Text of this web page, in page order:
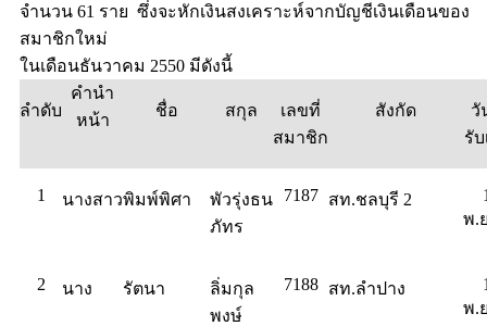
จำนวน 61 ราย ซึ่งจะหักเงินสงเคราะห์จากบัญชีเงินเดือนของ
สมาชิกใหม่
ในเดือนธันวาคม 2550 มีดังนี้
ลำดับ
คำนำ
หน้า
ชื่อ สกุล
เลขที่
สมาชิก
สังกัด
วั
รับ
1 นางสาวพิมพ์พิศา
พัวรุ่งธน
ภัทร
7187 สท.ชลบุรี 2
พ.
2 นาง รัตนา
ลิ่มกุล
พงษ์
7188 สท.ลำปาง
พ.